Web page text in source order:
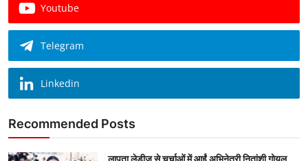
Youtube
Telegram
Linkedin
Recommended Posts